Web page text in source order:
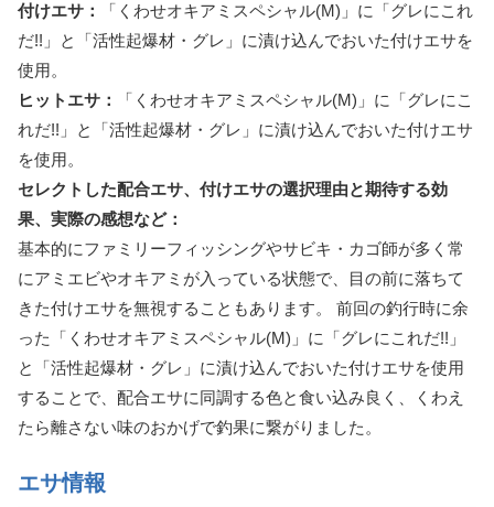
付けエサ：
「くわせオキアミスペシャル(M)」に「グレにこれ
だ!!」と「活性起爆材・グレ」に漬け込んでおいた付けエサを
使用。
ヒットエサ：
「くわせオキアミスペシャル(M)」に「グレにこ
れだ!!」と「活性起爆材・グレ」に漬け込んでおいた付けエサ
を使用。
セレクトした配合エサ、付けエサの選択理由と期待する効
果、実際の感想など：
基本的にファミリーフィッシングやサビキ・カゴ師が多く常
にアミエビやオキアミが入っている状態で、目の前に落ちて
きた付けエサを無視することもあります。 前回の釣行時に余
った「くわせオキアミスペシャル(M)」に「グレにこれだ!!」
と「活性起爆材・グレ」に漬け込んでおいた付けエサを使用
することで、配合エサに同調する色と食い込み良く、くわえ
たら離さない味のおかげで釣果に繋がりました。
エサ情報